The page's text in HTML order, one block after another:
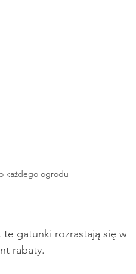
każdego ogrodu
gatunki rozrastają się w
rabaty.